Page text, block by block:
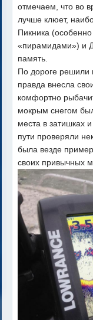
отмечаем, что во
лучше клюет,
Пикника
«пирамидами») и
память.
По дороге решили
правда внесла
комфортно
мокрым снегом
места в затишках
пути проверяли
была везде
своих привычных